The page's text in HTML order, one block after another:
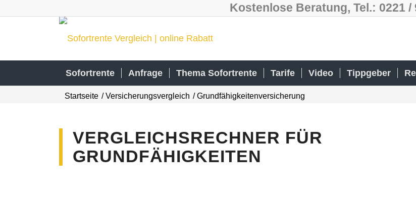
Kostenlose Beratung, Tel.: 0221 /
Sofortrente Anfrage Thema Sofortrente Tarife Video Tippgeber
Startseite / Versicherungsvergleich / Grundfähigkeitenversicherung
VERGLEICHSRECHNER FÜR
GRUNDFÄHIGKEITEN